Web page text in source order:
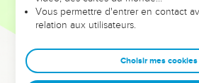
Dans cette conférence, leaders,
clés pour avancer avec plus de
deviennent vos tremplins. Que vous
Vous permettre d'entrer en contact
relation aux utilisateurs.
Choisir mes cookies